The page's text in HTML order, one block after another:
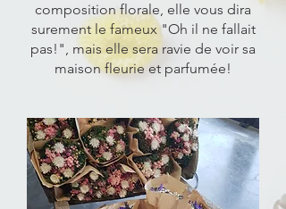
composition florale, elle vous dira
surement le fameux "Oh il ne fallait
pas!", mais elle sera ravie de voir sa
maison fleurie et parfumée!